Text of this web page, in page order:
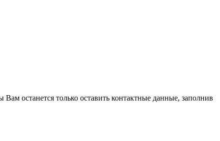
останется только оставить контактные данные, заполнив